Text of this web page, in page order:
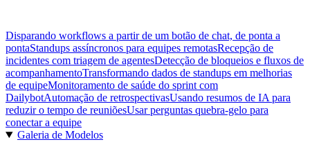
Disparando workflows a partir de um botão de chat, de ponta a
pontaStandups assíncronos para equipes remotasRecepção de
incidentes com triagem de agentesDetecção de bloqueios e fluxos de
acompanhamentoTransformando dados de standups em melhorias
de equipeMonitoramento de saúde do sprint com
DailybotAutomação de retrospectivasUsando resumos de IA para
reduzir o tempo de reuniõesUsar perguntas quebra-gelo para
conectar a equipe
Galeria de Modelos